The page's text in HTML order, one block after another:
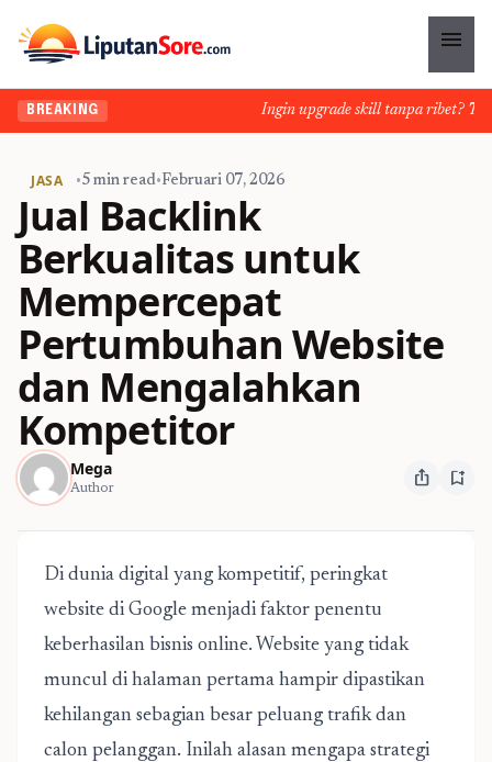
menu
BREAKING Ingin upgrade skill tanpa ribet?
JASA •5 min read•Februari 07, 2026
Jual Backlink
Berkualitas untuk
Mempercepat
Pertumbuhan Website
dan Mengalahkan
Kompetitor
Mega
Author ios_share bookmark_add
Di dunia digital yang kompetitif, peringkat
website di Google menjadi faktor penentu
keberhasilan bisnis online. Website yang tidak
muncul di halaman pertama hampir dipastikan
kehilangan sebagian besar peluang trafik dan
calon pelanggan. Inilah alasan mengapa strategi